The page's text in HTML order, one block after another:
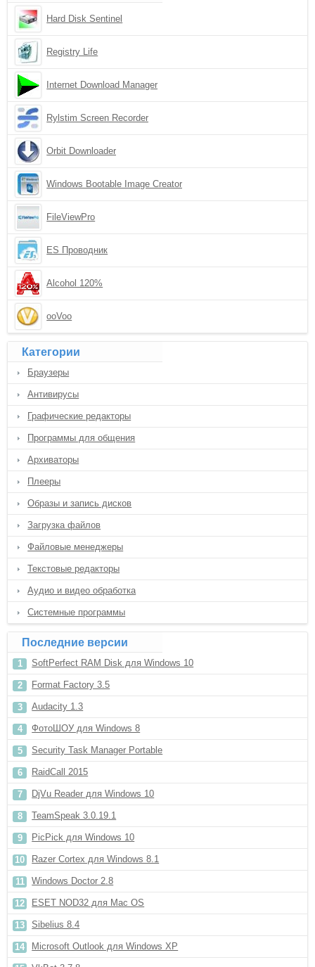
Hard Disk Sentinel
Registry Life
Internet Download Manager
Rylstim Screen Recorder
Orbit Downloader
Windows Bootable Image Creator
FileViewPro
ES Проводник
Alcohol 120%
ooVoo
Категории
Браузеры
Антивирусы
Графические редакторы
Программы для общения
Архиваторы
Плееры
Образы и запись дисков
Загрузка файлов
Файловые менеджеры
Текстовые редакторы
Аудио и видео обработка
Системные программы
Последние версии
SoftPerfect RAM Disk для Windows 10
Format Factory 3.5
Audacity 1.3
ФотоШОУ для Windows 8
Security Task Manager Portable
RaidCall 2015
DjVu Reader для Windows 10
TeamSpeak 3.0.19.1
PicPick для Windows 10
Razer Cortex для Windows 8.1
Windows Doctor 2.8
ESET NOD32 для Mac OS
Sibelius 8.4
Microsoft Outlook для Windows XP